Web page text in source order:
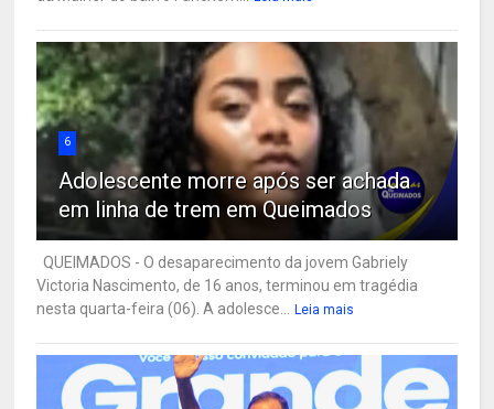
6
Adolescente morre após ser achada
em linha de trem em Queimados
QUEIMADOS - O desaparecimento da jovem Gabriely
Victoria Nascimento, de 16 anos, terminou em tragédia
nesta quarta-feira (06). A adolesce...
Leia mais